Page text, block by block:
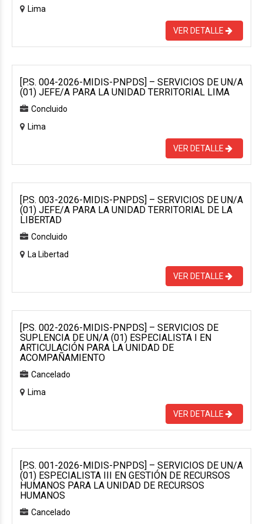
Lima
VER DETALLE
[P.S. 004-2026-MIDIS-PNPDS] – SERVICIOS DE UN/A
(01) JEFE/A PARA LA UNIDAD TERRITORIAL LIMA
Concluido
Lima
VER DETALLE
[P.S. 003-2026-MIDIS-PNPDS] – SERVICIOS DE UN/A
(01) JEFE/A PARA LA UNIDAD TERRITORIAL DE LA
LIBERTAD
Concluido
La Libertad
VER DETALLE
[P.S. 002-2026-MIDIS-PNPDS] – SERVICIOS DE
SUPLENCIA DE UN/A (01) ESPECIALISTA I EN
ARTICULACIÓN PARA LA UNIDAD DE
ACOMPAÑAMIENTO
Cancelado
Lima
VER DETALLE
[P.S. 001-2026-MIDIS-PNPDS] – SERVICIOS DE UN/A
(01) ESPECIALISTA III EN GESTIÓN DE RECURSOS
HUMANOS PARA LA UNIDAD DE RECURSOS
HUMANOS
Cancelado